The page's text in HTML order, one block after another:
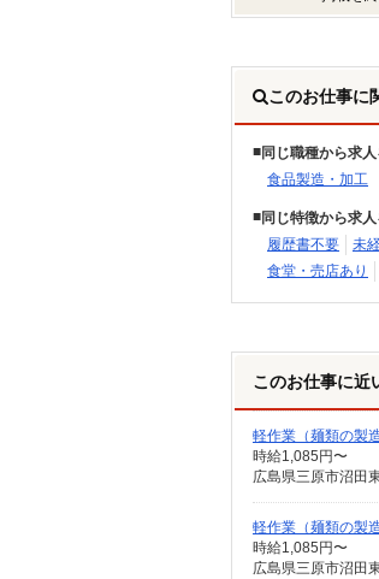
このお仕事に
同じ職種から求
食品製造・加工
同じ特徴から求
履歴書不要
未
食堂・売店あり
このお仕事に近
軽作業（麺類の製
時給1,085円〜
広島県三原市沼田
軽作業（麺類の製
時給1,085円〜
広島県三原市沼田